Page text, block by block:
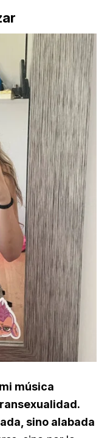
mi música
sino alabada